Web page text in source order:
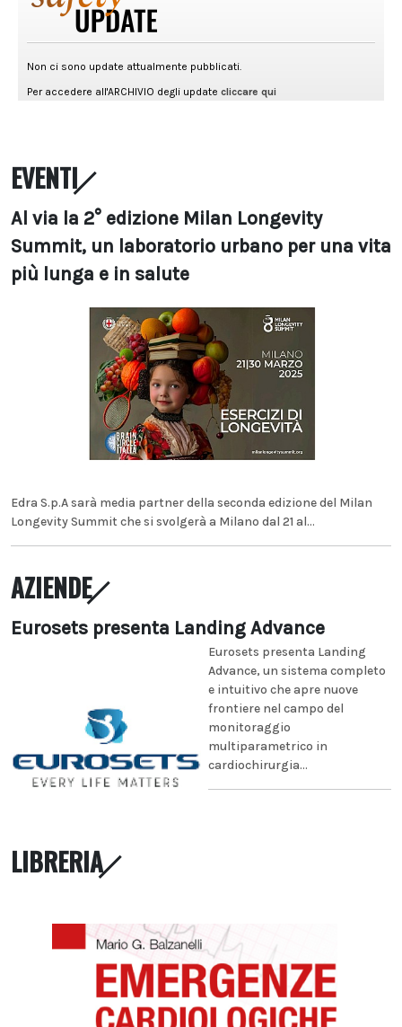
EVENTI
Al via la 2° edizione Milan Longevity
Summit, un laboratorio urbano per una vita
più lunga e in salute
Edra S.p.A sarà media partner della seconda edizione del Milan
Longevity Summit che si svolgerà a Milano dal 21 al...
AZIENDE
Eurosets presenta Landing Advance
Eurosets presenta Landing
Advance, un sistema completo
e intuitivo che apre nuove
frontiere nel campo del
monitoraggio
multiparametrico in
cardiochirurgia...
LIBRERIA